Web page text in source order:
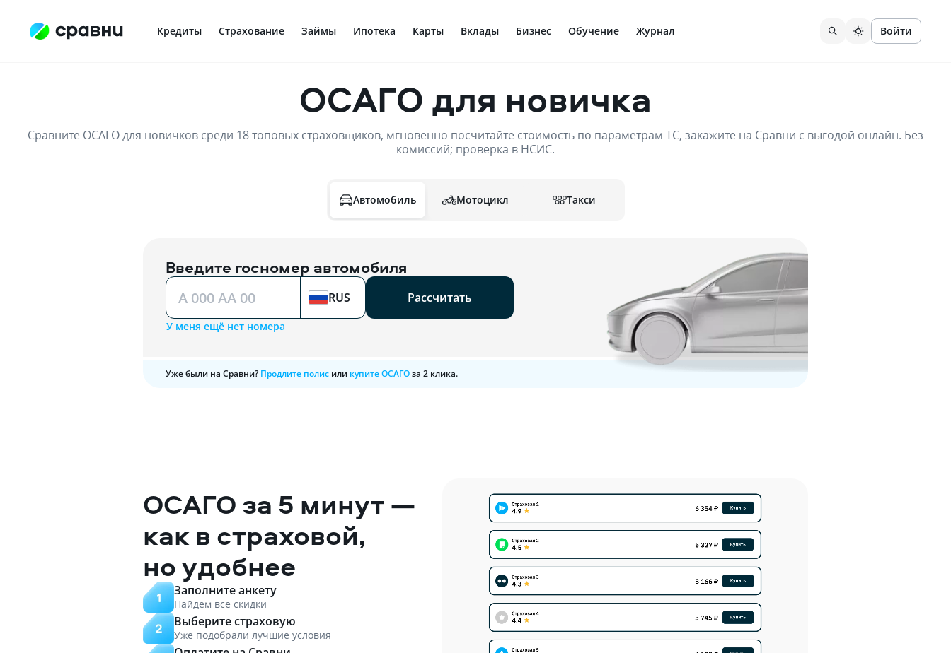
Кредиты Страхование Займы Ипотека Карты Вклады Бизнес Обучение Журнал Войти
ОСАГО для новичка
Сравните ОСАГО для новичков среди 18 топовых страховщиков, мгновенно посчитайте стоимость по параметрам ТС, закажите на Сравни с выгодой онлайн. Без
комиссий; проверка в НСИС.
Автомобиль Мотоцикл Такси
Введите госномер автомобиля
A 000 AA 00 RUS Рассчитать
У меня ещё нет номера
Уже были на Сравни? Продлите полис или купите ОСАГОза 2 клика.
ОСАГО за 5 минут —
как в страховой,
но удобнее
Заполните анкету
Найдём все скидки
Выберите страховую
Уже подобрали лучшие условия